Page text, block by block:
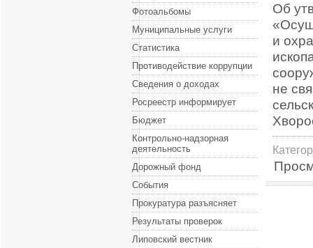
Фотоальбомы
Муниципальные услуги
Статистика
Противодействие коррупции
Сведения о доходах
Росреестр информирует
Бюджет
Контрольно-надзорная
деятельность
Дорожный фонд
События
Прокуратура разъясняет
Результаты проверок
Липовский вестник
Об
и
не